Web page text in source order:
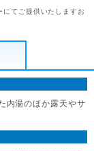
てご提供いたしますお
内湯のほか露天やサ